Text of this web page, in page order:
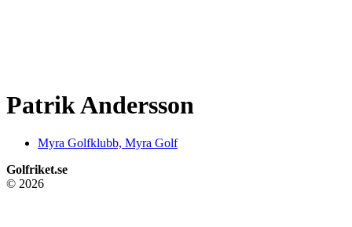
Patrik Andersson
Myra Golfklubb, Myra Golf
Golfriket.se
© 2026